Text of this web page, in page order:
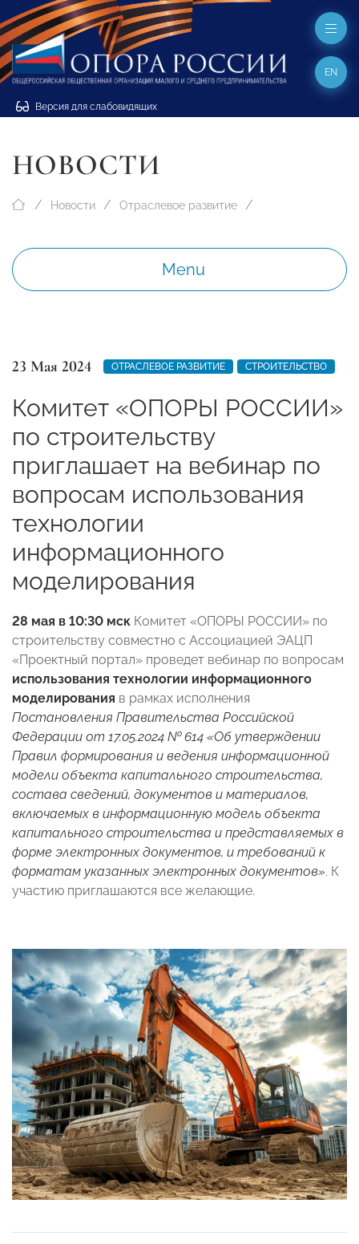
Версия для слабовидящих
EN
НОВОСТИ
Новости Отраслевое развитие
Menu
23 Мая 2024 ОТРАСЛЕВОЕ РАЗВИТИЕ СТРОИТЕЛЬСТВО
Комитет «ОПОРЫ РОССИИ»
по строительству
приглашает на вебинар по
вопросам использования
технологии
информационного
моделирования
28 мая в 10:30 мск Комитет «ОПОРЫ РОССИИ» по
строительству совместно с Ассоциацией ЭАЦП
«Проектный портал» проведет вебинар по вопросам
использования технологии информационного
моделирования в рамках исполнения
Постановления Правительства Российской
Федерации от 17.05.2024 № 614 «Об утверждении
Правил формирования и ведения информационной
модели объекта капитального строительства,
состава сведений, документов и материалов,
включаемых в информационную модель объекта
капитального строительства и представляемых в
форме электронных документов, и требований к
форматам указанных электронных документов». К
участию приглашаются все желающие.